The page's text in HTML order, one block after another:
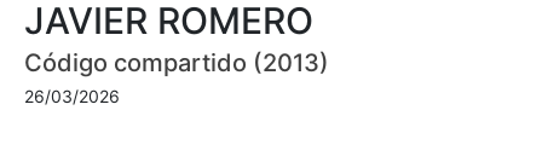
JAVIER ROMERO
Código compartido (2013)
26/03/2026